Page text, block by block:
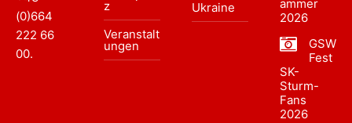
(0)664
222 66
00.
z
Veranstalt
ungen
Ukraine
ammer
2026
GSW
Fest
SK-
Sturm-
Fans
2026